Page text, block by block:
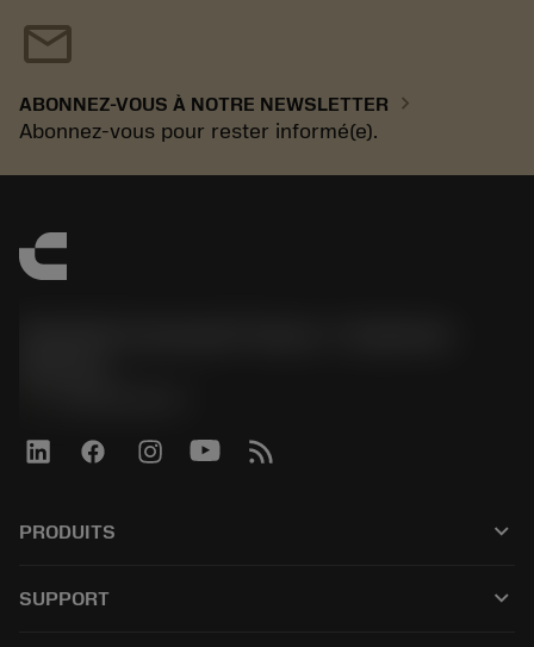
mail
ABONNEZ-VOUS À NOTRE NEWSLETTER chevron_right
Abonnez-vous pour rester informé(e).
PRODUITS keyboard_arrow_down
Kaikki ohjelmistot
SUPPORT keyboard_arrow_down